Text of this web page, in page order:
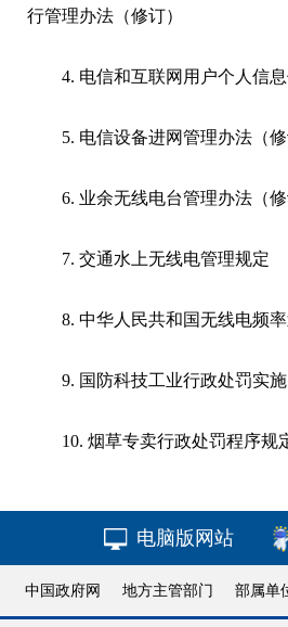
行管理办法（修订）
4. 电信和互联网用户个人信息
5. 电信设备进网管理办法（修
6. 业余无线电台管理办法（修
7. 交通水上无线电管理规定
8. 中华人民共和国无线电频率
9. 国防科技工业行政处罚实
10. 烟草专卖行政处罚程序规
电脑版网站
中国政府网 地方主管部门 部属单